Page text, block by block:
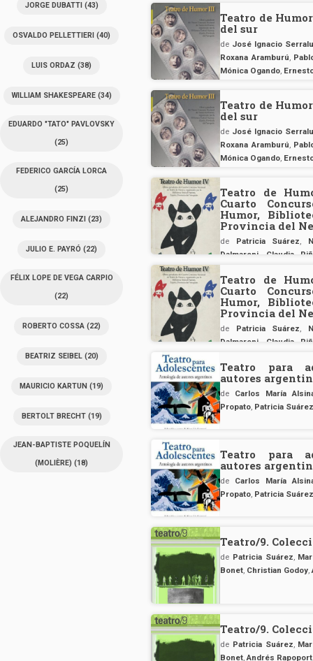
JORGE DUBATTI(43)
OSVALDO PELLETTIERI (40)
LUIS ORDAZ (38)
WILLIAM SHAKESPEARE(34)
EDUARDO "TATO" PAVLOVSKY
(25)
FEDERICO GARCÍA LORCA
(25)
ALEJANDRO FINZI (23)
JULIO E. PAYRÓ (22)
FÉLIX LOPE DE VEGA CARPIO
(22)
ROBERTO COSSA (22)
BEATRIZ SEIBEL(20)
MAURICIO KARTUN (19)
BERTOLT BRECHT(19)
JEAN-BAPTISTE POQUELÍN
(MOLIÈRE) (18)
Teatro de
del sur
de José Ignacio
Roxana Aramburú,
Mónica Ogando,
Teatro de
del sur
de José Ignacio
Roxana Aramburú,
Mónica Ogando,
Teatro de
Cuarto
Humor,
Provincia del
de Patricia Suárez,
Dalmaroni
Claudia
Teatro de
Cuarto
Humor,
Provincia del
de Patricia Suárez,
Dalmaroni
Claudia
Teatro para
autores
de Carlos María
Propato, Patricia
Teatro para
autores
de Carlos María
Propato, Patricia
Teatro/9.
de Patricia Suárez,
Bonet, Christian Godoy,
Teatro/9.
de Patricia Suárez,
Bonet,Andrés Rapoport